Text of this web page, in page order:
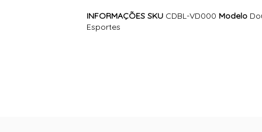
INFORMAÇÕES SKU CDBL-VD000 Modelo
Esportes